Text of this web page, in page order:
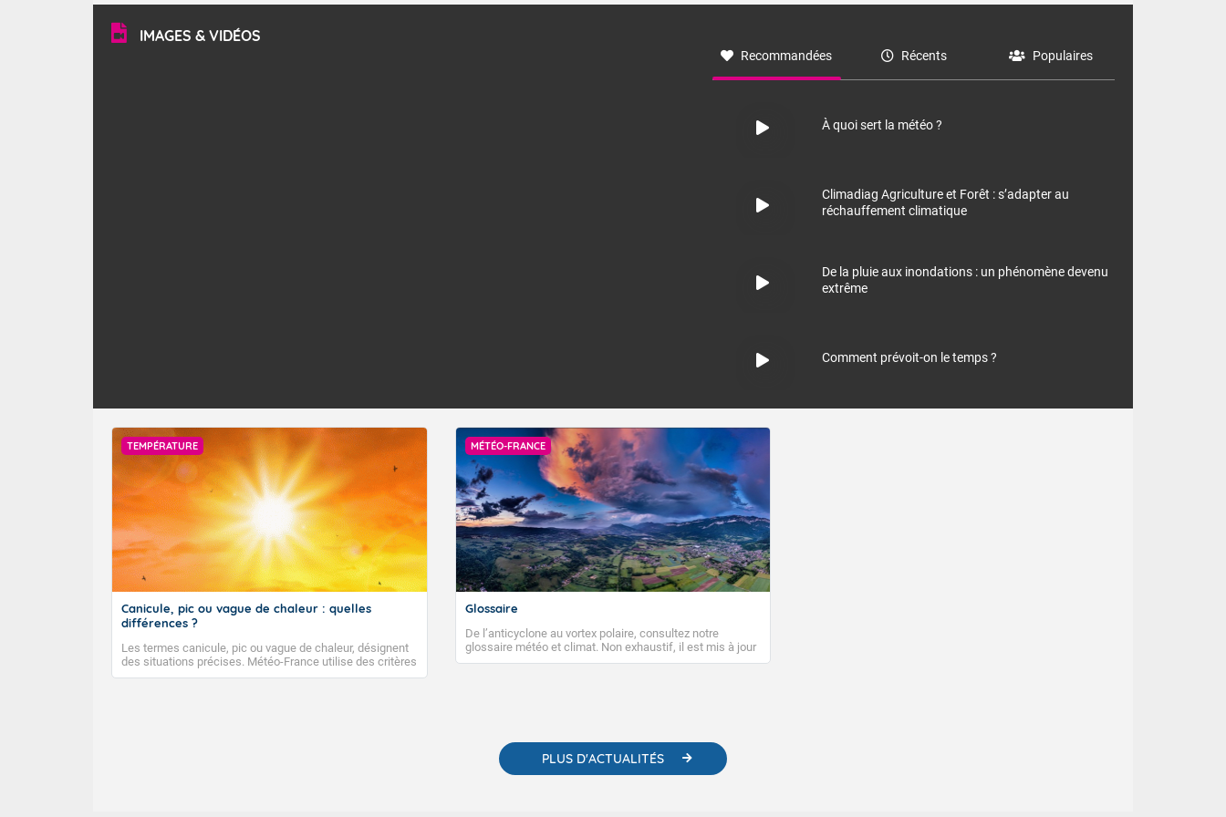
vitesse moyenne de 50 km/h et atteindre 80 à 100 km/h
en rafales, parfois davantage. Il parcourt la basse vallée
du Rhône et la Provence et envahit le littoral
méditerranéen à partir de la Camargue.
à nord-ouest, dans un secteur qui part du Roussillon à la
monts, en allusion aux régions montagneuses d’où
IMAGES & VIDÉOS
Recommandées Récents Populaires
À quoi sert la météo ?
Climadiag Agriculture et Forêt : s’adapter au
réchauffement climatique
De la pluie aux inondations : un phénomène devenu
extrême
Comment prévoit-on le temps ?
TEMPÉRATURE
Canicule, pic ou vague de chaleur : quelles
différences ?
Les termes canicule, pic ou vague de chaleur, désignent
des situations précises. Météo-France utilise des critères
climatologiques pour évaluer et qualifier les épisodes de
MÉTÉO-FRANCE
Glossaire
De l’anticyclone au vortex polaire, consultez notre
glossaire météo et climat. Non exhaustif, il est mis à jour
régulièrement, au fil de nos publications. Vous y trouverez
PLUS D'ACTUALITÉS